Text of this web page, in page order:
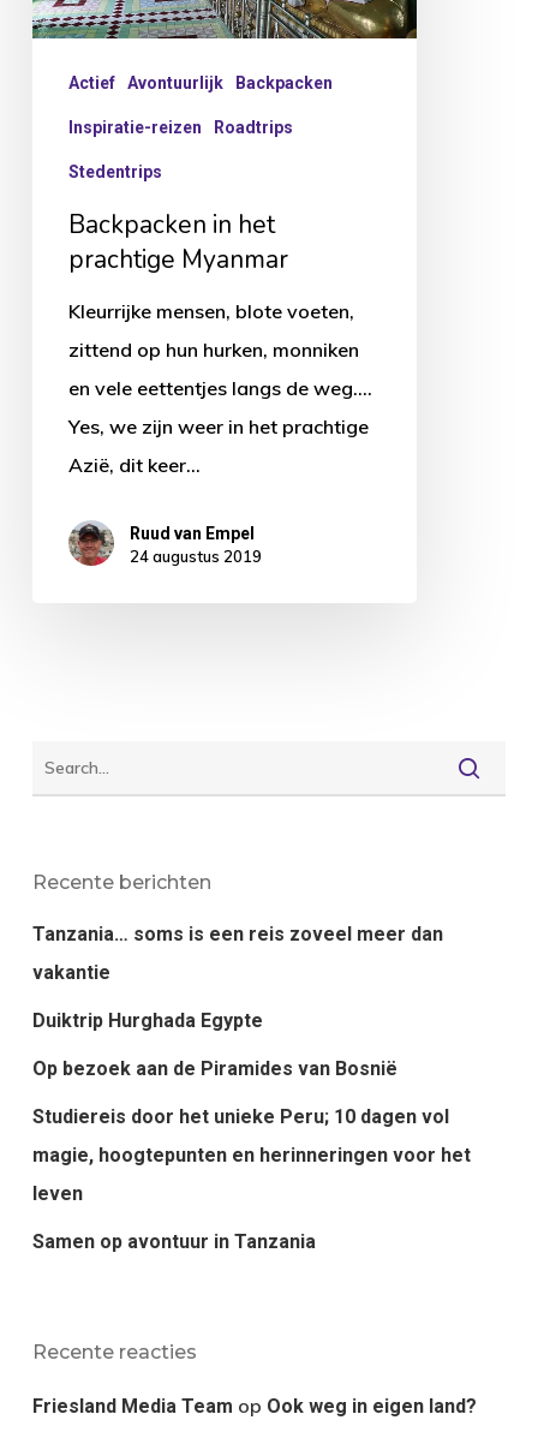
Actief Avontuurlijk Backpacken
Inspiratie-reizen Roadtrips
Stedentrips
Backpacken in het
prachtige Myanmar
Kleurrijke mensen, blote voeten,
zittend op hun hurken, monniken
en vele eettentjes langs de weg….
Yes, we zijn weer in het prachtige
Azië, dit keer…
Ruud van Empel
24 augustus 2019
Recente berichten
Tanzania… soms is een reis zoveel meer dan
vakantie
Duiktrip Hurghada Egypte
Op bezoek aan de Piramides van Bosnië
Studiereis door het unieke Peru; 10 dagen vol
magie, hoogtepunten en herinneringen voor het
leven
Samen op avontuur in Tanzania
Recente reacties
Friesland Media Team op Ook weg in eigen land?